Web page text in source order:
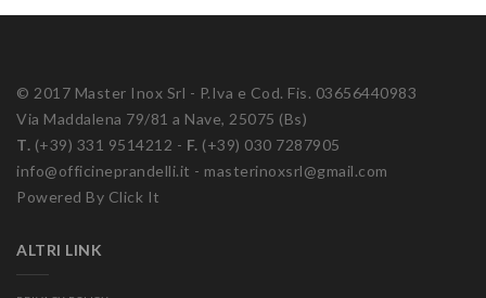
© 2017 Master Inox Srl - P.Iva e Cod. Fis. 03656440983
Via Maddalena 79/81 a Nave, 25075 (Bs)
T. (+39) 331 9514212 - F. (+39) 030 7287905
info@officineprandelli.it - masterinoxsrl@gmail.com
Powered By Click It
ALTRI LINK